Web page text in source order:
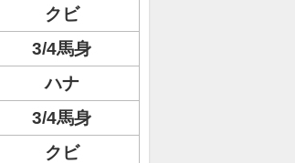
クビ
3/4馬身
ハナ
3/4馬身
クビ